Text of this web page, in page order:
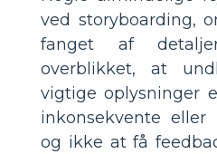
ved storyboarding,
fanget af
overblikket, at
vigtige oplysninger
inkonsekvente eller
og ikke at få